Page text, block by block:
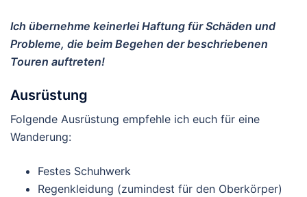
Ich übernehme keinerlei Haftung für Schäden und
Probleme, die beim Begehen der beschriebenen
Touren auftreten!
Ausrüstung
Folgende Ausrüstung empfehle ich euch für eine
Wanderung:
Festes Schuhwerk
Regenkleidung (zumindest für den Oberkörper)